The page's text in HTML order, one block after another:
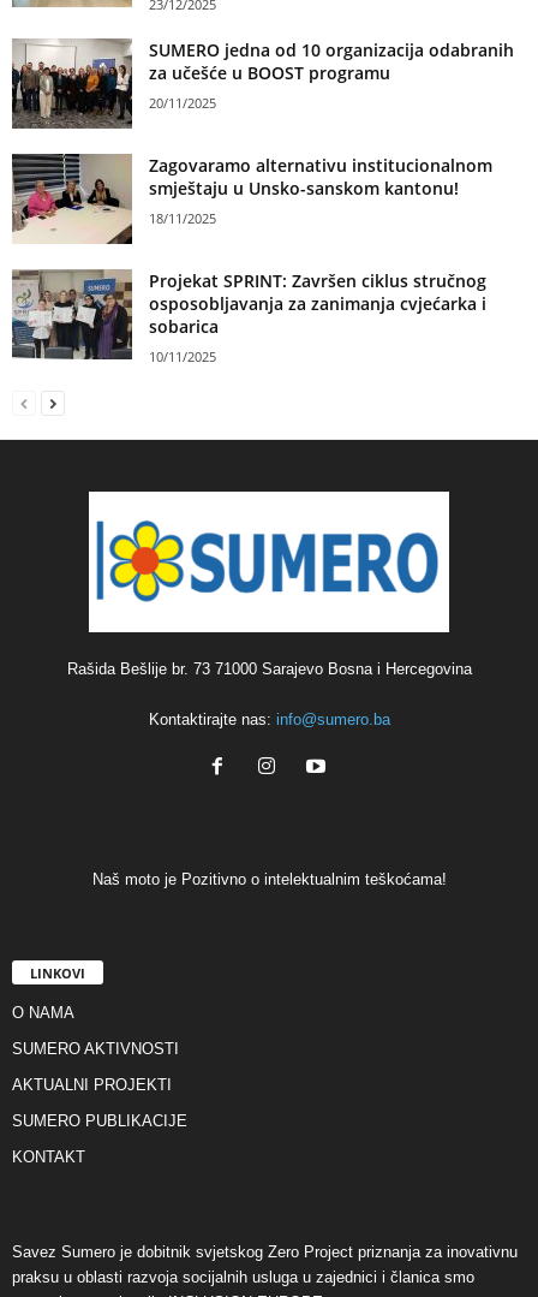
23/12/2025
SUMERO jedna od 10 organizacija odabranih
za učešće u BOOST programu
20/11/2025
Zagovaramo alternativu institucionalnom
smještaju u Unsko-sanskom kantonu!
18/11/2025
Projekat SPRINT: Završen ciklus stručnog
osposobljavanja za zanimanja cvjećarka i
sobarica
10/11/2025
Rašida Bešlije br. 73 71000 Sarajevo Bosna i Hercegovina
Kontaktirajte nas: info@sumero.ba
Naš moto je Pozitivno o intelektualnim teškoćama!
LINKOVI
O NAMA
SUMERO AKTIVNOSTI
AKTUALNI PROJEKTI
SUMERO PUBLIKACIJE
KONTAKT
Savez Sumero je dobitnik svjetskog Zero Project priznanja za inovativnu
praksu u oblasti razvoja socijalnih usluga u zajednici i članica smo